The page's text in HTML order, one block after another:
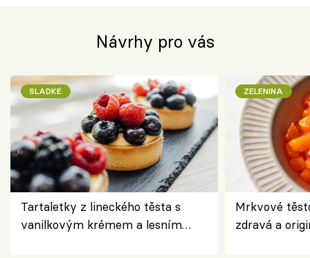
Návrhy pro vás
SLADKÉ
Tartaletky z lineckého těsta s
vanilkovým krémem a lesním
ZELENINA
Mrkvové
zdravá a